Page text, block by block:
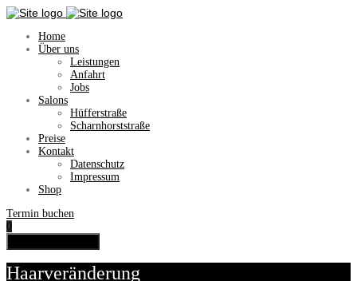
Home
Über uns
Leistungen
Anfahrt
Jobs
Salons
Hüfferstraße
Scharnhorststraße
Preise
Kontakt
Datenschutz
Impressum
Shop
Termin buchen
0
Haarveränderung